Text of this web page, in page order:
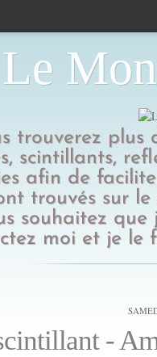
Le
trouverez plus
scintillants,
afin de
trouvés sur
souhaitez
moi et je le
-